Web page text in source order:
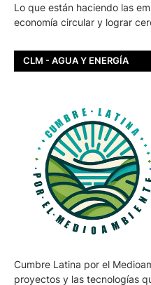
Lo que están haciendo las
economía circular y lograr
CLM - AGUA Y ENERGÍA
Cumbre Latina por el
proyectos y las tecnologías